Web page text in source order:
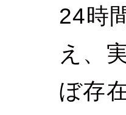
24時
え、
ぼ存